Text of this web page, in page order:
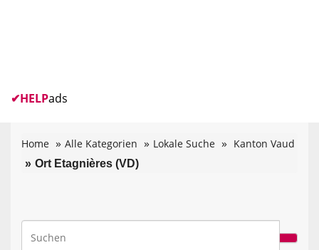
✔HELPads
Home Alle Kategorien Lokale Suche Kanton Vaud
Ort Etagnières (VD)